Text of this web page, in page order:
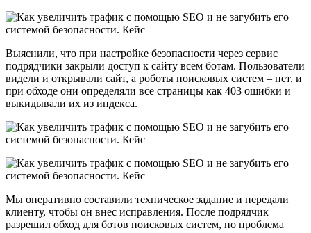
Выяснили, что при настройке безопасности через сервис
подрядчики закрыли доступ к сайту всем ботам. Пользователи
видели и открывали сайт, а роботы поисковых систем – нет, и
при обходе они определяли все страницы как 403 ошибки и
выкидывали их из индекса.
Мы оперативно составили техническое задание и передали
клиенту, чтобы он внес исправления. После подрядчик
разрешил обход для ботов поисковых систем, но проблема